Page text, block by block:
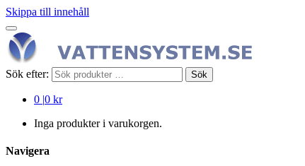
Skippa till innehåll
Sök efter: Sök
0 |0 kr
Inga produkter i varukorgen.
Navigera